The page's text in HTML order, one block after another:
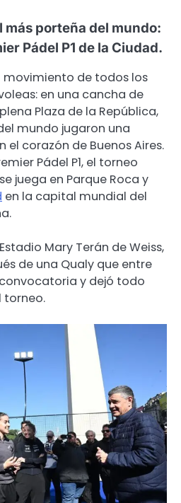
más porteña del mundo:
Pádel P1 de la Ciudad.
movimiento de todos los
en una cancha de
Plaza de la República,
mundo jugaron una
el corazón de Buenos Aires.
Pádel P1, el torneo
juega en Parque Roca y
en la capital mundial del
Mary Terán de Weiss,
de una Qualy que entre
y dejó todo
torneo.